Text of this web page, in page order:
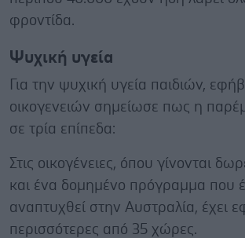
φροντίδα.
Ψυχική υγεία
Για την ψυχική υγεία παιδιών,
οικογενειών σημείωσε πως η
σε τρία επίπεδα:
Στις οικογένειες, όπου γίνονται
και ένα δομημένο πρόγραμμα που
αναπτυχθεί στην Αυστραλία, έχει
περισσότερες από 35 χώρες.